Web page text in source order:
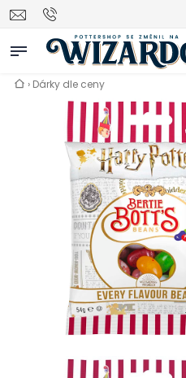
Vyhledávání
› Dárky dle ceny